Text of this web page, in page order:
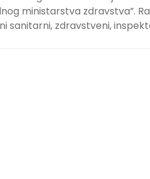
ministarstva zdravstva”.
sanitarni, zdravstveni,